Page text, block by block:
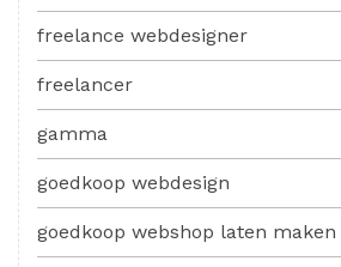
freelance webdesigner
freelancer
gamma
goedkoop webdesign
goedkoop webshop laten maken